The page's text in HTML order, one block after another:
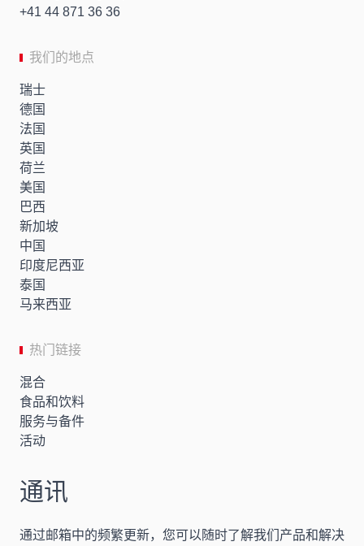
+41 44 871 36 36
我们的地点
瑞士
德国
法国
英国
荷兰
美国
巴西
新加坡
中国
印度尼西亚
泰国
马来西亚
热门链接
混合
食品和饮料
服务与备件
活动
通讯
通过邮箱中的频繁更新，您可以随时了解我们产品和解决